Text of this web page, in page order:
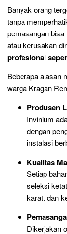
Banyak orang
tanpa
pemasangan
atau kerusakan
profesional
Beberapa alasan
warga Kragan
Produsen
Invinium
dengan
instalasi
Kualitas
Setiap
seleksi
karat, dan
Dikerjakan